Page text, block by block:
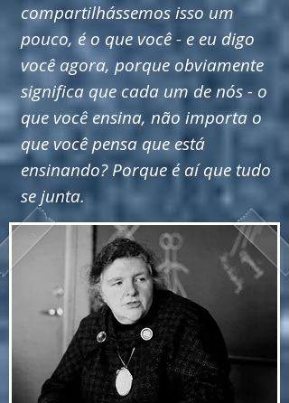
compartilhássemos isso um
pouco, é o que você - e eu digo
você agora, porque obviamente
significa que cada um de nós - o
que você ensina, não importa o
que você pensa que está
ensinando? Porque é aí que tudo
se junta.